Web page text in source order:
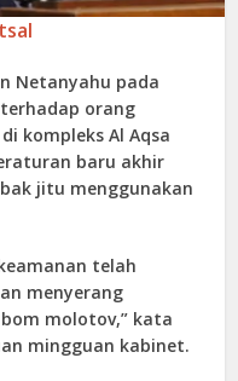
Netanyahu pada
orang
kompleks Al Aqsa
baru akhir
jitu menggunakan
telah
menyerang
molotov,” kata
mingguan kabinet.